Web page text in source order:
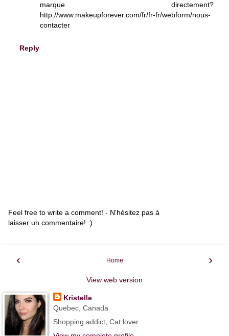
marque directement?
http://www.makeupforever.com/fr/fr-fr/webform/nous-
contacter
Reply
Feel free to write a comment! - N'hésitez pas à
laisser un commentaire! :)
‹ ›
Home
View web version
Kristelle
Quebec, Canada
Shopping addict, Cat lover